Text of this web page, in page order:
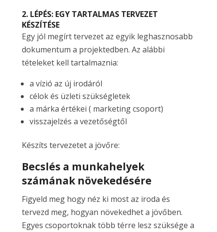
2. LÉPÉS: EGY TARTALMAS TERVEZET
KÉSZÍTÉSE
Egy jól megírt tervezet az egyik leghasznosabb
dokumentum a projektedben. Az alábbi
tételeket kell tartalmaznia:
a vízió az új irodáról
célok és üzleti szükségletek
a márka értékei ( marketing csoport)
visszajelzés a vezetőségtől
Készíts tervezetet a jövőre:
Becslés a munkahelyek
számának növekedésére
Figyeld meg hogy néz ki most az iroda és
tervezd meg, hogyan növekedhet a jövőben.
Egyes csoportoknak több térre lesz szüksége a